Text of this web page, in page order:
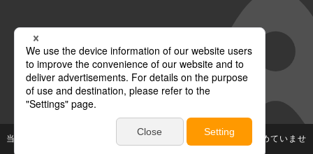
グループ会社
テレビ朝日 テレ朝チャンネル
当社が著作権、著作隣接権を有する放送番組等の無断利用は認めていませ
ん。